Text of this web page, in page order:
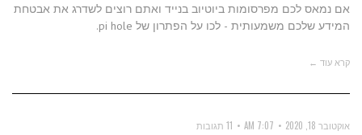
אם נמאס לכם מפרסומות ביוטיוב בנייד ואתם רוצים לשדרג את אבטחת
המידע שלכם משמעותית - לכו על הפתרון של pi hole.
קרא עוד ←
אוקטובר 18, 2020 7:07 AM 11 תגובות